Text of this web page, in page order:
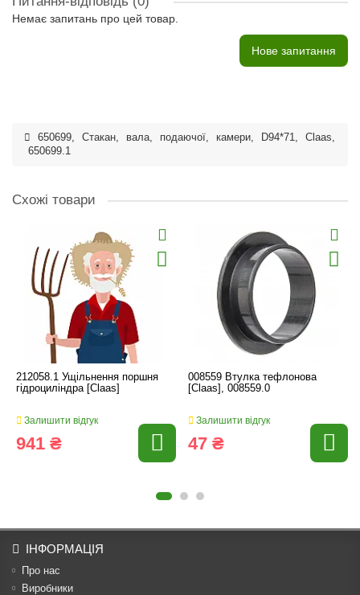
Немає запитань про цей товар.
Нове запитання
650699, Стакан, вала, подаючої, камери, D94*71, Claas,
650699.1
Схожі товари
212058.1 Ущільнення поршня
гідроциліндра [Claas]
Залишити відгук
941 ₴
008559 Втулка тефлонова
[Claas], 008559.0
Залишити відгук
47 ₴
ІНФОРМАЦІЯ
Про нас
Виробники